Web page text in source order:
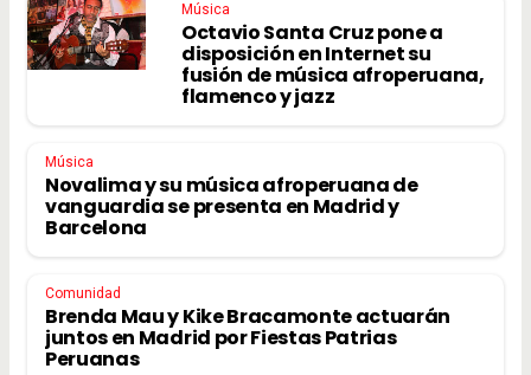
Música
Octavio Santa Cruz pone a
disposición en Internet su
fusión de música afroperuana,
flamenco y jazz
Música
Novalima y su música afroperuana de
vanguardia se presenta en Madrid y
Barcelona
Comunidad
Brenda Mau y Kike Bracamonte actuarán
juntos en Madrid por Fiestas Patrias
Peruanas